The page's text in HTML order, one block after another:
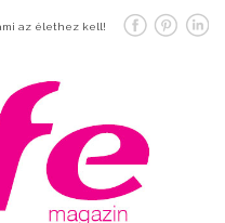
ami az élethez kell!